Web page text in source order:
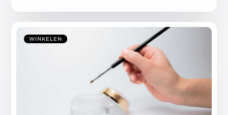
WINKELEN